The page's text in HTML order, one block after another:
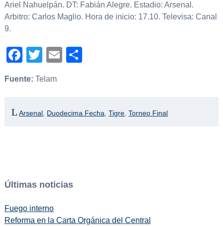
Ariel Nahuelpán. DT: Fabián Alegre. Estadio: Arsenal.
Arbitro: Carlos Maglio. Hora de inicio: 17.10. Televisa: Canal
9.
Facebook
TwitterEmail
Fuente: Telam
Arsenal Duodecima Fecha ,Tigre ,Torneo Final
Últimas noticias
Fuego interno
Reforma en la Carta Orgánica del Central